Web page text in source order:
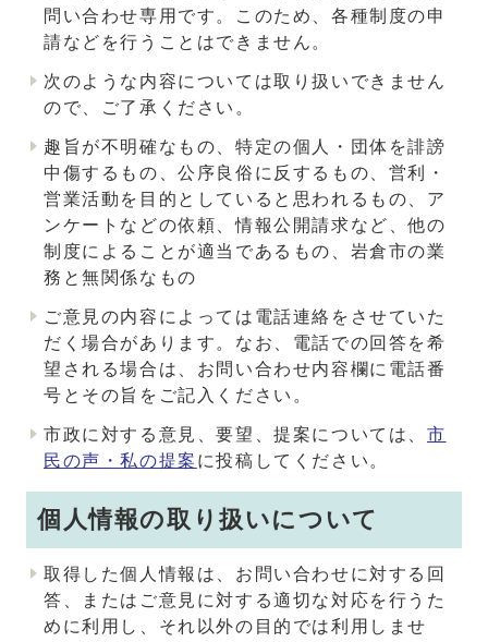
問い合わせ専用です。このため、各種制度の申
請などを行うことはできません。
次のような内容については取り扱いできません
ので、ご了承ください。
趣旨が不明確なもの、特定の個人・団体を誹謗
中傷するもの、公序良俗に反するもの、営利・
営業活動を目的としていると思われるもの、ア
ンケートなどの依頼、情報公開請求など、他の
制度によることが適当であるもの、岩倉市の業
務と無関係なもの
ご意見の内容によっては電話連絡をさせていた
だく場合があります。なお、電話での回答を希
望される場合は、お問い合わせ内容欄に電話番
号とその旨をご記入ください。
市政に対する意見、要望、提案については、 市
民の声・私の提案 に投稿してください。
個人情報の取り扱いについて
取得した個人情報は、お問い合わせに対する回
答、またはご意見に対する適切な対応を行うた
めに利用し、それ以外の目的では利用しませ